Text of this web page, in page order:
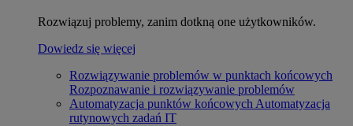
Rozwiązuj problemy, zanim dotkną one użytkowników.
Dowiedz się więcej
Rozwiązywanie problemów w punktach końcowych
Rozpoznawanie i rozwiązywanie problemów
Automatyzacja punktów końcowych Automatyzacja
rutynowych zadań IT